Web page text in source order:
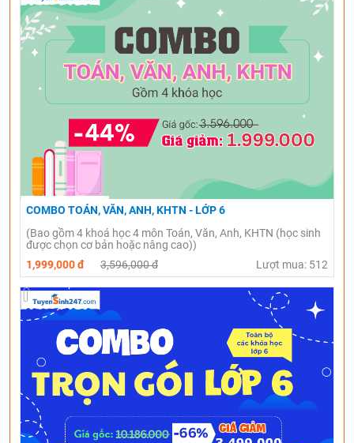
COMBO TOÁN, VĂN, ANH, KHTN - LỚP 6
(Bao gồm 4 khoá học 4 môn Toán, Văn, Anh, KHTN (học sinh
được chọn cơ bản hoặc nâng cao))
1,999,000 đ
3,596,000 đ Lượt mua: 512